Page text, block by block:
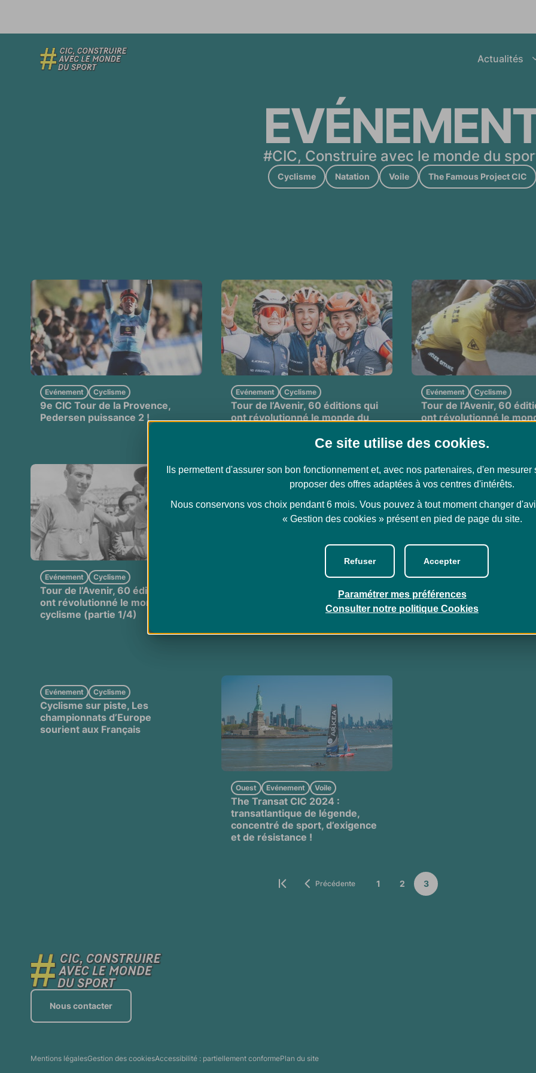
Actualités Afficher
#CIC, Construire avec le monde du
Cyclisme Natation Voile The Famous Project CIC
9e CIC Tour de la Provence,
Pedersen puissance 2 !
Evénement Cyclisme
Tour de l’Avenir, 60 éditions qui
ont révolutionné le monde du
Evénement Cyclisme
Tour de l’Avenir, 60
ont révolutionné le
Evénement Cyclisme
Tour de l’Avenir, 60 éditions qui
ont révolutionné le monde du
cyclisme (partie 1/4)
Evénement Cyclisme
Sailorz, le festival pur sel
CIC Normandy Channel
2025, un parcours de
milles exigeant
Nord Ouest Evénement
Cyclisme sur piste, Les
championnats d’Europe
sourient aux Français
Evénement Cyclisme
The Transat CIC 2024 :
transatlantique de légende,
concentré de sport, d’exigence
et de résistance !
Ouest Evénement Voile
Première page
previous_chapter previous_page
PagePrécédente 1 2 3
Nous contacter
Mentions légalesGestion des cookiesAccessibilité : partiellement conformePlan du site
Ce site utilise des cookies.
Ils permettent d'assurer son bon fonctionnement et, avec nos partenaires, d'en
proposer des offres adaptées à vos centres d'intérêts.
Nous conservons vos choix pendant 6 mois. Vous pouvez à tout moment changer
« Gestion des cookies » présent en pied de page du site.
Accepter
Refuser
Paramétrer mes préférences
Consulter notre politique Cookies